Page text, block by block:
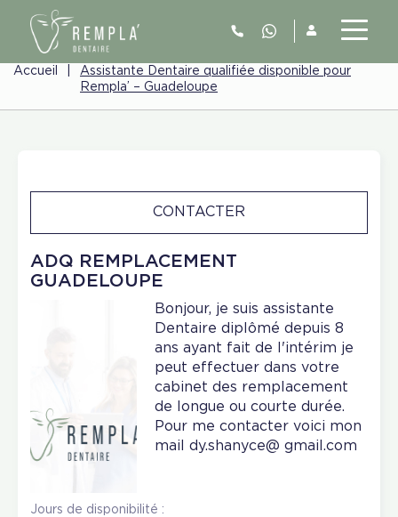
Accueil
Assistante Dentaire qualifiée disponible pour
Rempla’ – Guadeloupe
ADQ REMPLACEMENT
GUADELOUPE
CONTACTER
Bonjour, je suis assistante
Dentaire diplômé depuis 8
ans ayant fait de l'intérim je
peut effectuer dans votre
cabinet des remplacement
de longue ou courte durée.
Pour me contacter voici mon
mail dy.shanyce@ gmail.com
Jours de disponibilité :